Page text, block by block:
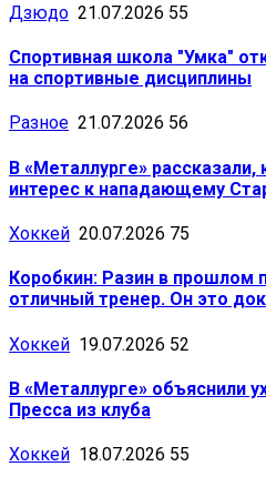
Дзюдо 21.07.2026 55
Спортивная школа "Умка"
на спортивные дисциплины
Разное 21.07.2026 56
В «Металлурге» рассказали,
интерес к нападающему
Хоккей 20.07.2026 75
Коробкин: Разин в прошлом
отличный тренер. Он это
Хоккей 19.07.2026 52
В «Металлурге» объяснили
Пресса из клуба
Хоккей 18.07.2026 55